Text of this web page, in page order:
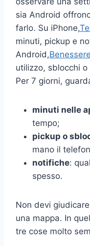
sia Android
farlo. Su iPhone,
minuti, pickup e
Android,
utilizzo, sblocchi
Per 7 giorni,
minuti nelle
tempo;
pickup o
mano il
notifiche:
spesso.
Non devi
una mappa. In
tre cose molto